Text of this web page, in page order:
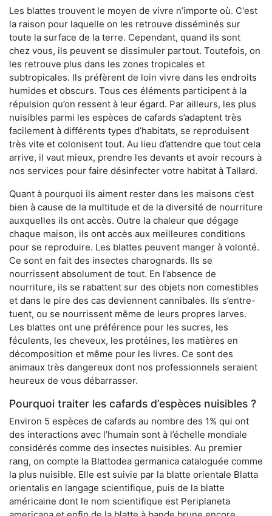
Les blattes trouvent le moyen de vivre n’importe où. C'est
la raison pour laquelle on les retrouve disséminés sur
toute la surface de la terre. Cependant, quand ils sont
chez vous, ils peuvent se dissimuler partout. Toutefois, on
les retrouve plus dans les zones tropicales et
subtropicales. Ils préfèrent de loin vivre dans les endroits
humides et obscurs. Tous ces éléments participent à la
répulsion qu’on ressent à leur égard. Par ailleurs, les plus
nuisibles parmi les espèces de cafards s’adaptent très
facilement à différents types d’habitats, se reproduisent
très vite et colonisent tout. Au lieu d’attendre que tout cela
arrive, il vaut mieux, prendre les devants et avoir recours à
nos services pour faire désinfecter votre habitat à Tallard.
Quant à pourquoi ils aiment rester dans les maisons c’est
bien à cause de la multitude et de la diversité de nourriture
auxquelles ils ont accès. Outre la chaleur que dégage
chaque maison, ils ont accès aux meilleures conditions
pour se reproduire. Les blattes peuvent manger à volonté.
Ce sont en fait des insectes charognards. Ils se
nourrissent absolument de tout. En l’absence de
nourriture, ils se rabattent sur des objets non comestibles
et dans le pire des cas deviennent cannibales. Ils s’entre-
tuent, ou se nourrissent même de leurs propres larves.
Les blattes ont une préférence pour les sucres, les
féculents, les cheveux, les protéines, les matières en
décomposition et même pour les livres. Ce sont des
animaux très dangereux dont nos professionnels seraient
heureux de vous débarrasser.
Pourquoi traiter les cafards d’espèces nuisibles ?
Environ 5 espèces de cafards au nombre des 1% qui ont
des interactions avec l’humain sont à l’échelle mondiale
considérés comme des insectes nuisibles. Au premier
rang, on compte la Blattodea germanica cataloguée comme
la plus nuisible. Elle est suivie par la blatte orientale Blatta
orientalis en langage scientifique, puis de la blatte
américaine dont le nom scientifique est Periplaneta